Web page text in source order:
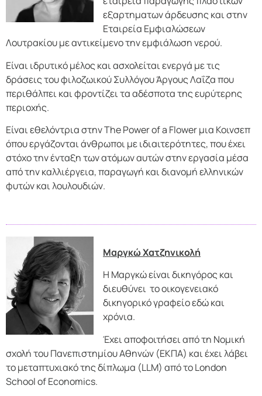
εξαρτηματων άρδευσης και στην
Εταιρεία Εμφιαλώσεων
Λουτρακίου με αντικείμενο την εμφιάλωση νερού.
Είναι ιδρυτικό μέλος και ασχολείται ενεργά με τις
δράσεις του φιλοζωικού Συλλόγου Άργους Λαΐζα που
περιθάλπει και φροντίζει τα αδέσποτα της ευρύτερης
περιοχής.
Είναι εθελόντρια στην The Power of a Flower μια Κοινσεπ
όπου εργάζονται άνθρωποι με ιδιαιτερότητες, που έχει
στόχο την ένταξη των ατόμων αυτών στην εργασία μέσα
από την καλλιέργεια, παραγωγή και διανομή ελληνικών
φυτών και λουλουδιών.
Μαργκώ Χατζηνικολή
Η Μαργκώ είναι δικηγόρος και
διευθύνει το οικογενειακό
δικηγορικό γραφείο εδώ και
χρόνια.
Έχει αποφοιτήσει από τη Νομική
σχολή του Πανεπιστημίου Αθηνών (ΕΚΠΑ) και έχει λάβει
το μεταπτυχιακό της δίπλωμα (LLM) από το London
School of Economics.